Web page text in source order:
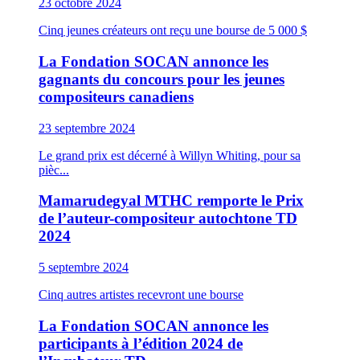
23 octobre 2024
Cinq jeunes créateurs ont reçu une bourse de 5 000 $
La Fondation SOCAN annonce les
gagnants du concours pour les jeunes
compositeurs canadiens
23 septembre 2024
Le grand prix est décerné à Willyn Whiting, pour sa
pièc...
Mamarudegyal MTHC remporte le Prix
de l’auteur-compositeur autochtone TD
2024
5 septembre 2024
Cinq autres artistes recevront une bourse
La Fondation SOCAN annonce les
participants à l’édition 2024 de